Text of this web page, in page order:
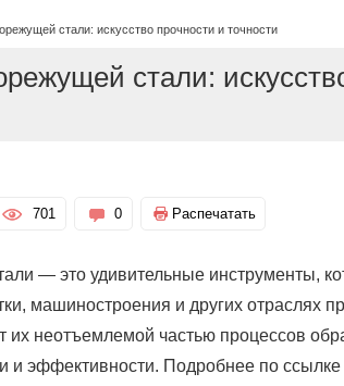
стали: искусство прочности и точности
стали:
701 0 Распечатать
— это удивительные инструменты,
машиностроения и других отраслях
их неотъемлемой частью процессов
и эффективности. Подробнее по ссылке